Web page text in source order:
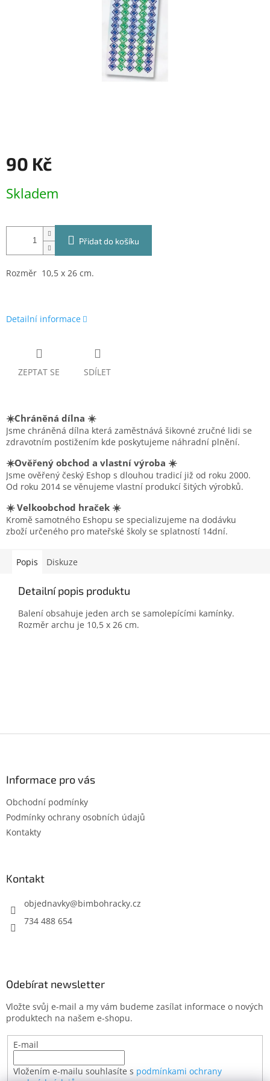
90 Kč
cena:
Skladem
Přidat do košíku
Rozměr 10,5 x 26 cm.
Detailní informace
ZEPTAT SE SDÍLET
☀️Chráněná dílna ☀️
Jsme chráněná dílna která zaměstnává šikovné zručné lidi se
zdravotním postižením kde poskytujeme náhradní plnění.
☀️Ověřený obchod a vlastní výroba ☀️
Jsme ověřený český Eshop s dlouhou tradicí již od roku 2000.
Od roku 2014 se věnujeme vlastní produkcí šitých výrobků.
☀️ Velkoobchod hraček ☀️
Kromě samotného Eshopu se specializujeme na dodávku
zboží určeného pro mateřské školy se splatností 14dní.
Popis Diskuze
Detailní popis produktu
Balení obsahuje jeden arch se samolepícími kamínky.
Rozměr archu je 10,5 x 26 cm.
Informace pro vás
Obchodní podmínky
Podmínky ochrany osobních údajů
Kontakty
Kontakt
objednavky@bimbohracky.cz
734 488 654
Odebírat newsletter
Vložte svůj e-mail a my vám budeme zasílat informace o nových
produktech na našem e-shopu.
E-mail
Vložením e-mailu souhlasíte s podmínkami ochrany